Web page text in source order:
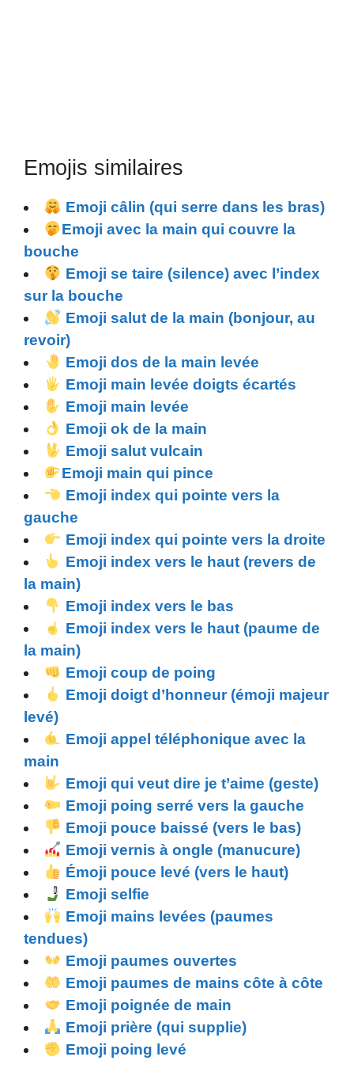
Emojis similaires
Emoji câlin (qui serre dans les bras)
Emoji avec la main qui couvre la
bouche
Emoji se taire (silence) avec l’index
sur la bouche
Emoji salut de la main (bonjour, au
revoir)
Emoji dos de la main levée
Emoji main levée doigts écartés
Emoji main levée
Emoji ok de la main
Emoji salut vulcain
Emoji main qui pince
Emoji index qui pointe vers la
gauche
Emoji index qui pointe vers la droite
Emoji index vers le haut (revers de
la main)
Emoji index vers le bas
Emoji index vers le haut (paume de
la main)
Emoji coup de poing
Emoji doigt d’honneur (émoji majeur
levé)
Emoji appel téléphonique avec la
main
Emoji qui veut dire je t’aime (geste)
Emoji poing serré vers la gauche
Emoji pouce baissé (vers le bas)
Emoji vernis à ongle (manucure)
Émoji pouce levé (vers le haut)
Emoji selfie
Emoji mains levées (paumes
tendues)
Emoji paumes ouvertes
Emoji paumes de mains côte à côte
Emoji poignée de main
Emoji prière (qui supplie)
Emoji poing levé